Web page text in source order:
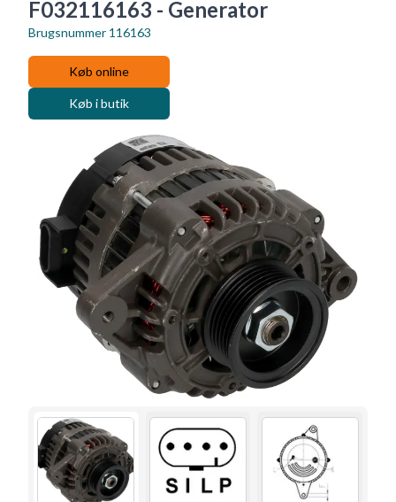
F032116163 - Generator
Brugsnummer 116163
Køb online
Køb i butik